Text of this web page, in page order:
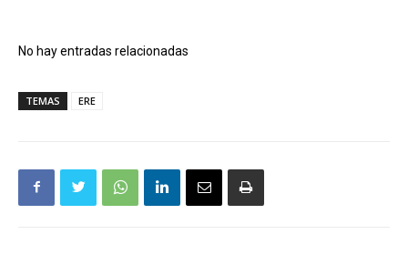
No hay entradas relacionadas
TEMAS ERE